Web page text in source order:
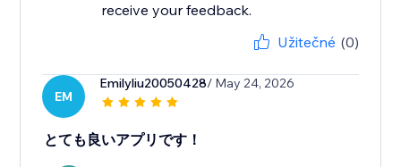
receive your feedback.
Užitečné (0)
EM
Emilyliu20050428/ May 24, 2026
とても良いアプリです！